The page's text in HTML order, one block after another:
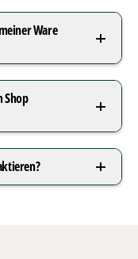
Ware
Shop